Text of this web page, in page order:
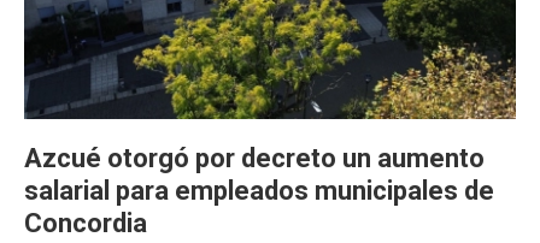
Azcué otorgó por decreto un aumento
salarial para empleados municipales de
Concordia